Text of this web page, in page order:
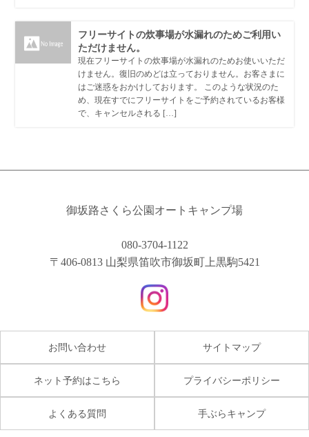
フリーサイトの炊事場が水漏れのためご利用い
ただけません。
現在フリーサイトの炊事場が水漏れのためお使いいただ
けません。復旧のめどは立っておりません。お客さまに
はご迷惑をおかけしております。 このような状況のた
め、現在すでにフリーサイトをご予約されているお客様
で、キャンセルされる […]
御坂路さくら公園オートキャンプ場
080-3704-1122
〒406-0813 山梨県笛吹市御坂町上黒駒5421
お問い合わせ サイトマップ
ネット予約はこちら プライバシーポリシー
よくある質問 手ぶらキャンプ